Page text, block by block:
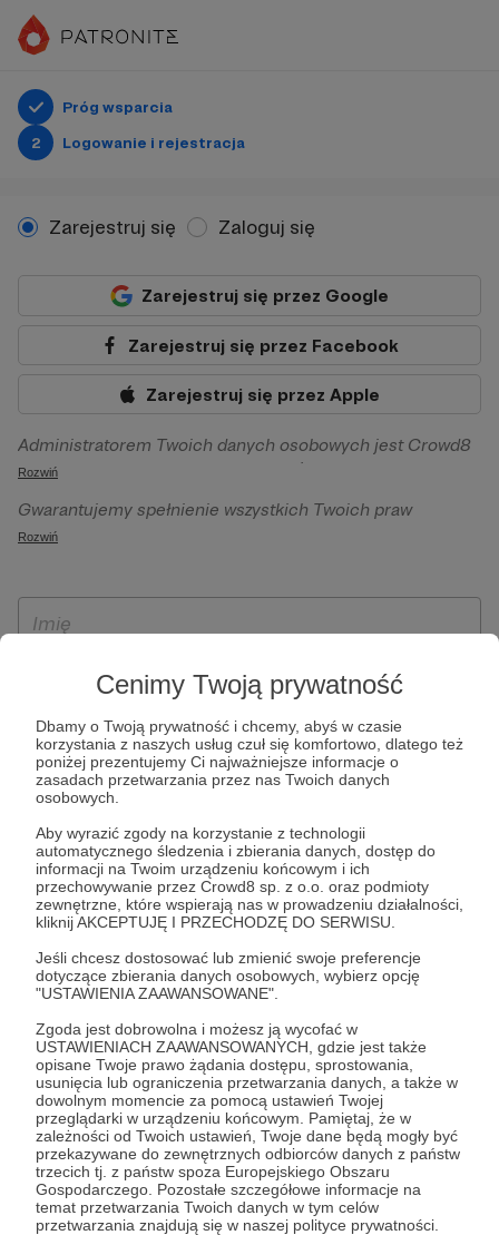
Cenimy Twoją prywatność
Dbamy o Twoją prywatność i chcemy, abyś w czasie
korzystania z naszych usług czuł się komfortowo, dlatego też
poniżej prezentujemy Ci najważniejsze informacje o
zasadach przetwarzania przez nas Twoich danych
osobowych.
Aby wyrazić zgody na korzystanie z technologii
automatycznego śledzenia i zbierania danych, dostęp do
informacji na Twoim urządzeniu końcowym i ich
przechowywanie przez Crowd8 sp. z o.o. oraz podmioty
zewnętrzne, które wspierają nas w prowadzeniu działalności,
kliknij AKCEPTUJĘ I PRZECHODZĘ DO SERWISU.
Jeśli chcesz dostosować lub zmienić swoje preferencje
dotyczące zbierania danych osobowych, wybierz opcję
"USTAWIENIA ZAAWANSOWANE".
Zgoda jest dobrowolna i możesz ją wycofać w
USTAWIENIACH ZAAWANSOWANYCH, gdzie jest także
opisane Twoje prawo żądania dostępu, sprostowania,
usunięcia lub ograniczenia przetwarzania danych, a także w
dowolnym momencie za pomocą ustawień Twojej
przeglądarki w urządzeniu końcowym. Pamiętaj, że w
zależności od Twoich ustawień, Twoje dane będą mogły być
przekazywane do zewnętrznych odbiorców danych z państw
trzecich tj. z państw spoza Europejskiego Obszaru
Gospodarczego. Pozostałe szczegółowe informacje na
temat przetwarzania Twoich danych w tym celów
przetwarzania znajdują się w naszej polityce prywatności.
Próg wsparcia
2
Logowanie i rejestracja
Zarejestruj się Zaloguj się
Zarejestruj się przez Google
Zarejestruj się przez Facebook
Zarejestruj się przez Apple
Administratorem Twoich danych osobowych jest Crowd8
sp. z o.o. z siedziba w Warszawie, ul. Żwirki i Wigury 16, 02-
092 Warszawa. Twoje dane osobowe będą przetwarzane w
szczególności w celu wykonania umowy zawartej z Tobą, w
Patronite.pl, w tym możliwości dokonywania oraz
otrzymywania wsparcia na naszej platformie oraz
Rozwiń
Gwarantujemy spełnienie wszystkich Twoich praw
wynikających z ogólnego rozporządzenia o ochronie
ich przenoszenia, niepodlegania zautomatyzowanemu
wyrażenia sprzeciwu wobec przetwarzania Twoich danych
osobowych. Rejestracja dla osób niepełnoletnich możliwa
jest po przekazaniu podpisanego formularza "Zgodna na
założenie konta przez osobę niepełnoletnią", formularz
dostępny jest na stronie regulaminu Patronite.pl.
Rozwiń
* Zapoznałem się i akceptujęRegulaminserwisu oraz
Prywatności.
* Wyrażam zgodę na przetwarzanie moich danych
osobowych podanych w formularzu rejestracyjnym w celu
prawidłowego świadczenia usług serwisu Patronite.
Wyrażam zgodę na otrzymywanie drogą elektroniczną
informacji handlowych - newslettera. Opcja ta może zostać
zmieniona w ustawieniach konta.